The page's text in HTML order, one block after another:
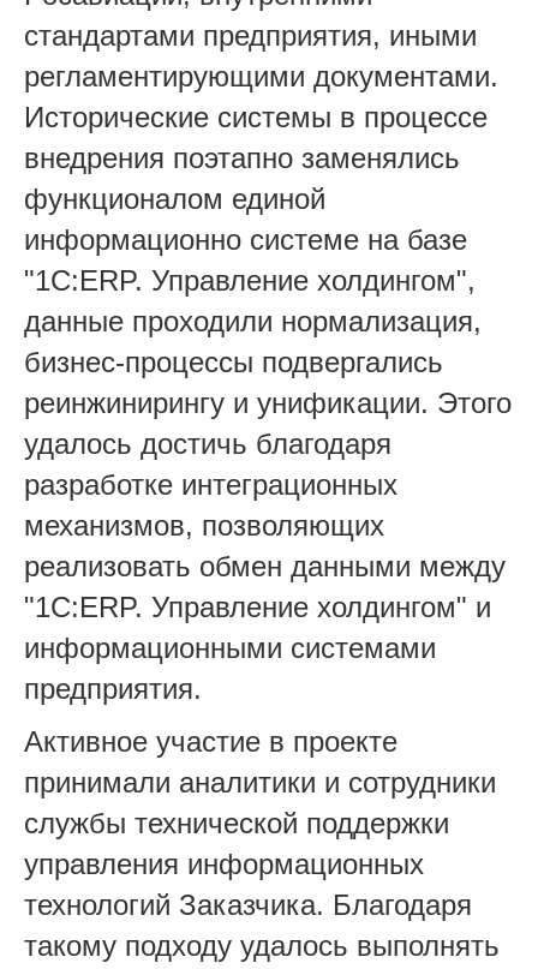
стандартами предприятия, иными
регламентирующими документами.
Исторические системы в процессе
внедрения поэтапно заменялись
функционалом единой
информационно системе на базе
"1С:ERP. Управление холдингом",
данные проходили нормализация,
бизнес-процессы подвергались
реинжинирингу и унификации. Этого
удалось достичь благодаря
разработке интеграционных
механизмов, позволяющих
реализовать обмен данными между
"1С:ERP. Управление холдингом" и
информационными системами
предприятия.
Активное участие в проекте
принимали аналитики и сотрудники
службы технической поддержки
управления информационных
технологий Заказчика. Благодаря
такому подходу удалось выполнять